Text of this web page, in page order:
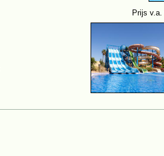
Prijs v.a.